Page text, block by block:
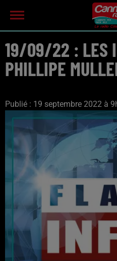
19/09/22 : LES
PHILLIPE
Publié : 19 septembre 2022 à